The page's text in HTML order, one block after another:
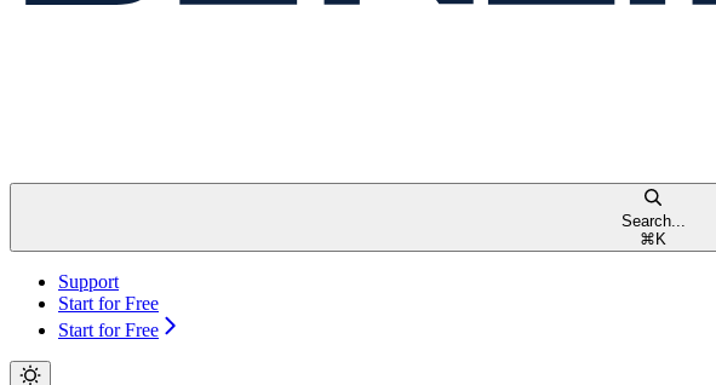
Search...
⌘ K
Support
Start for Free
Start for Free